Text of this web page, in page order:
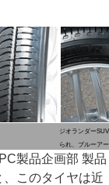
ジオランダー
られ、ブルーア
製品企画部 製品
このタイヤは近